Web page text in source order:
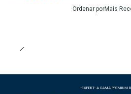
Ordenar porMais
-EXPERT- A GAMA PREMIUM